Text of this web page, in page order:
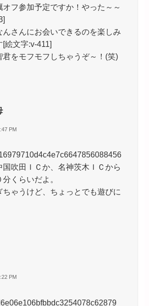
フ参加予定ですか！やった～～
さんにお会いできるのを楽しみ
[絵文字:v-411]
をモフモフしちゃうぞ～！(笑)
PM
国吹田ＩＣか、名神茨木ＩＣから
くらいだよ。
ちゃうけど、ちょっとでも遊びに
PM